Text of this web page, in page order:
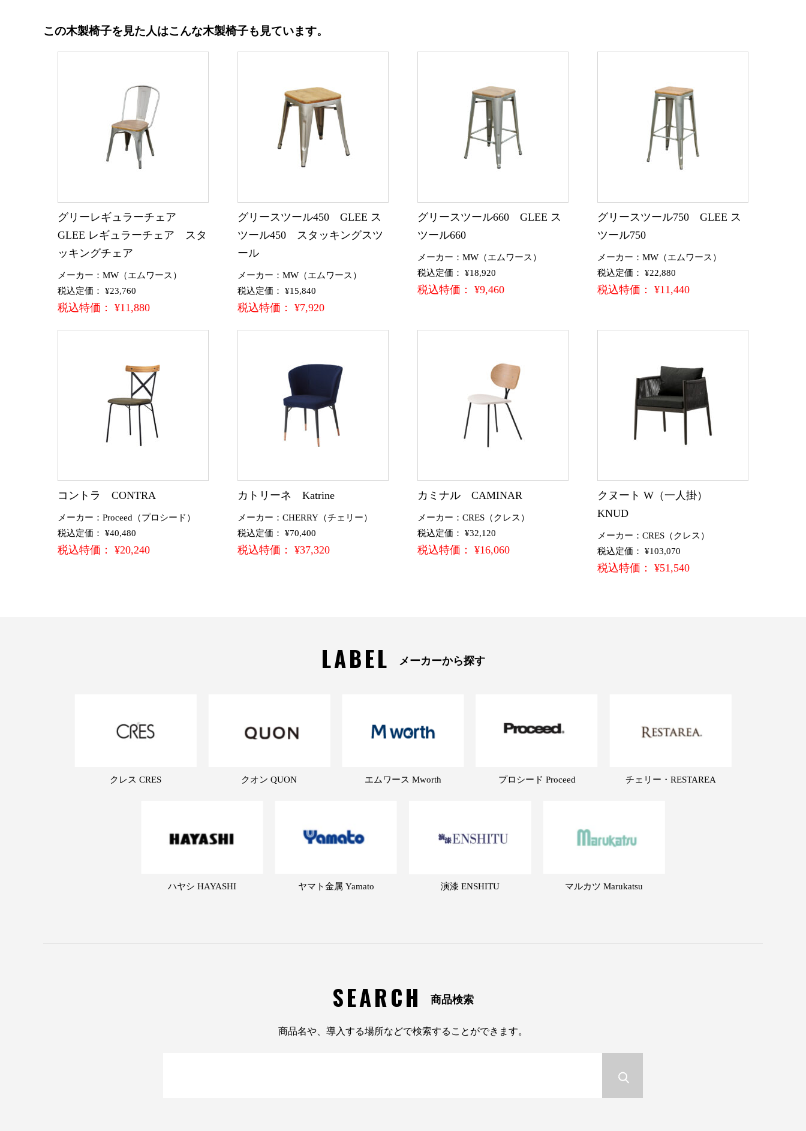
この木製椅子を見た人はこんな木製椅子も見ています。
グリーレギュラーチェア
GLEE レギュラーチェア スタ
ッキングチェア
メーカー：MW（エムワース）
税込定価： ¥23,760
税込特価： ¥11,880
グリースツール450 GLEE ス
ツール450 スタッキングスツ
ール
メーカー：MW（エムワース）
税込定価： ¥15,840
税込特価： ¥7,920
グリースツール660 GLEE ス
ツール660
メーカー：MW（エムワース）
税込定価： ¥18,920
税込特価： ¥9,460
グリースツール750 GLEE ス
ツール750
メーカー：MW（エムワース）
税込定価： ¥22,880
税込特価： ¥11,440
コントラ CONTRA
メーカー：Proceed（プロシード）
税込定価： ¥40,480
税込特価： ¥20,240
カトリーネ Katrine
メーカー：CHERRY（チェリー）
税込定価： ¥70,400
税込特価： ¥37,320
カミナル CAMINAR
メーカー：CRES（クレス）
税込定価： ¥32,120
税込特価： ¥16,060
クヌート W（一人掛）
KNUD
メーカー：CRES（クレス）
税込定価： ¥103,070
税込特価： ¥51,540
LABEL メーカーから探す
クレス CRES クオン QUON エムワース Mworth プロシード Proceed チェリー・RESTAREA
ハヤシ HAYASHI ヤマト金属 Yamato 演漆 ENSHITU マルカツ Marukatsu
SEARCH 商品検索
商品名や、導入する場所などで検索することができます。